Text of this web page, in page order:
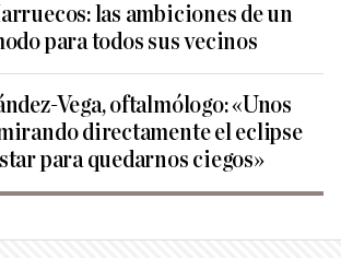
las ambiciones de un
para todos sus vecinos
Vega, oftalmólogo: «Unos
directamente el eclipse
para quedarnos ciegos»